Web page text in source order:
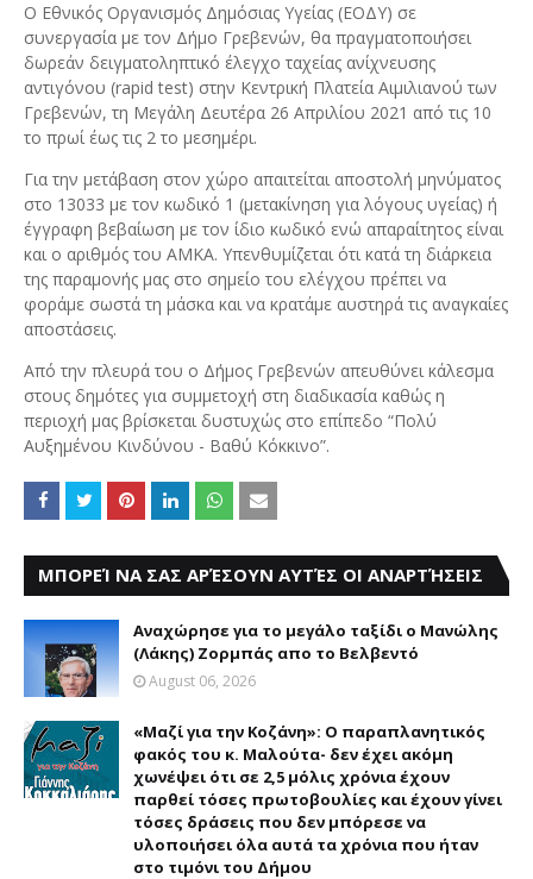
Ο Εθνικός Οργανισμός Δημόσιας Υγείας (ΕΟΔΥ) σε
συνεργασία με τον Δήμο Γρεβενών, θα πραγματοποιήσει
δωρεάν δειγματοληπτικό έλεγχο ταχείας ανίχνευσης
αντιγόνου (rapid test) στην Κεντρική Πλατεία Αιμιλιανού των
Γρεβενών, τη Μεγάλη Δευτέρα 26 Απριλίου 2021 από τις 10
το πρωί έως τις 2 το μεσημέρι.
Για την μετάβαση στον χώρο απαιτείται αποστολή μηνύματος
στο 13033 με τον κωδικό 1 (μετακίνηση για λόγους υγείας) ή
έγγραφη βεβαίωση με τον ίδιο κωδικό ενώ απαραίτητος είναι
και ο αριθμός του ΑΜΚΑ. Υπενθυμίζεται ότι κατά τη διάρκεια
της παραμονής μας στο σημείο του ελέγχου πρέπει να
φοράμε σωστά τη μάσκα και να κρατάμε αυστηρά τις αναγκαίες
αποστάσεις.
Από την πλευρά του ο Δήμος Γρεβενών απευθύνει κάλεσμα
στους δημότες για συμμετοχή στη διαδικασία καθώς η
περιοχή μας βρίσκεται δυστυχώς στο επίπεδο “Πολύ
Αυξημένου Κινδύνου - Βαθύ Κόκκινο”.
ΜΠΟΡΕΊ ΝΑ ΣΑΣ ΑΡΈΣΟΥΝ ΑΥΤΈΣ ΟΙ ΑΝΑΡΤΉΣΕΙΣ
Αναχώρησε για το μεγάλο ταξίδι ο Μανώλης
(Λάκης) Ζορμπάς απο το Βελβεντό
August 06, 2026
«Μαζί για την Κοζάνη»: Ο παραπλανητικός
φακός του κ. Μαλούτα- δεν έχει ακόμη
χωνέψει ότι σε 2,5 μόλις χρόνια έχουν
παρθεί τόσες πρωτοβουλίες και έχουν γίνει
τόσες δράσεις που δεν μπόρεσε να
υλοποιήσει όλα αυτά τα χρόνια που ήταν
στο τιμόνι του Δήμου